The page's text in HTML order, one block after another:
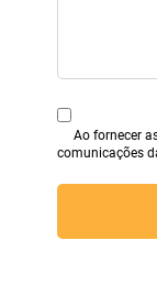
Ao fornecer
comunicações